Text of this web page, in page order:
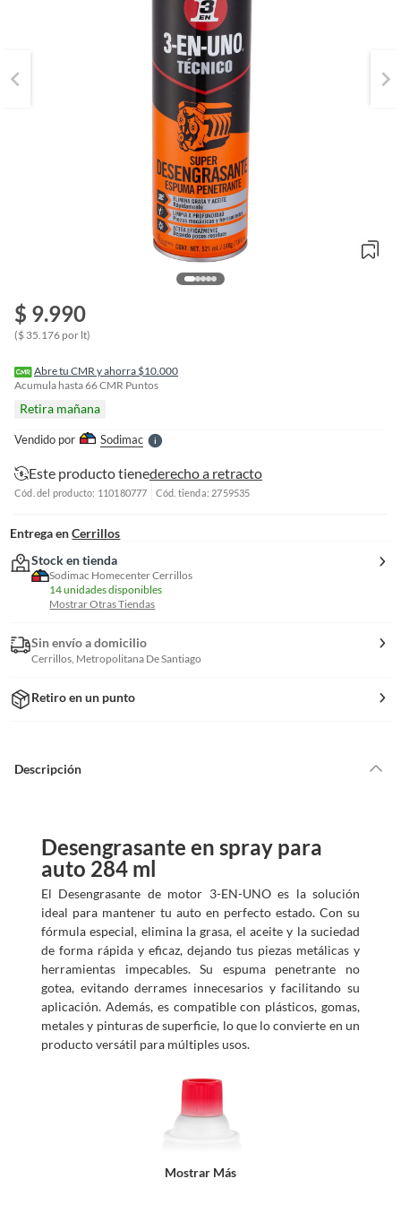
$ 9.990
($ 35.176 por lt)
Abre tu CMR y ahorra $10.000
Acumula hasta66CMR Puntos
Retira mañana
Vendido por SodimacS
e
r
Este producto tienederecho a retracto
Cód. del producto: 110180777 Cód. tienda: 2759535
Entrega en Cerrillos
Stock en tienda
Sodimac Homecenter Cerrillos
14 unidades disponibles
Mostrar Otras Tiendas
Sin envío a domicilio
Cerrillos, Metropolitana De Santiago
Retiro en un punto
Descripción
Desengrasante en spray para
auto 284 ml
El Desengrasante de motor 3-EN-UNO es la solución
ideal para mantener tu auto en perfecto estado. Con su
fórmula especial, elimina la grasa, el aceite y la suciedad
de forma rápida y eficaz, dejando tus piezas metálicas y
herramientas impecables. Su espuma penetrante no
gotea, evitando derrames innecesarios y facilitando su
aplicación. Además, es compatible con plásticos, gomas,
metales y pinturas de superficie, lo que lo convierte en un
producto versátil para múltiples usos.
Mostrar Más